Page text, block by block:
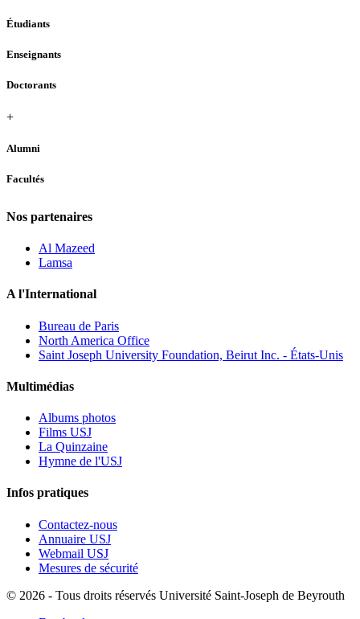
Étudiants
Enseignants
Doctorants
+
Alumni
Facultés
Nos partenaires
Al Mazeed
Lamsa
A l'International
Bureau de Paris
North America Office
Saint Joseph University Foundation, Beirut Inc. - États-Unis
Multimédias
Albums photos
Films USJ
La Quinzaine
Hymne de l'USJ
Infos pratiques
Contactez-nous
Annuaire USJ
Webmail USJ
Mesures de sécurité
© 2026 - Tous droits réservés Université Saint-Joseph de Beyrouth